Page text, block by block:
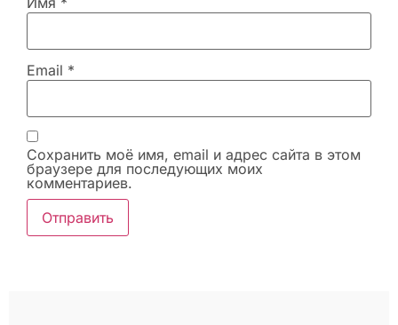
Email *
Сохранить моё имя, email и адрес сайта в этом
браузере для последующих моих
комментариев.